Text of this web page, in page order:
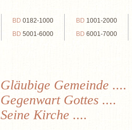
BD 0182-1000 BD 1001-2000
BD 5001-6000 BD 6001-7000
Gläubige Gemeinde ....
Gegenwart Gottes ....
Seine Kirche ....